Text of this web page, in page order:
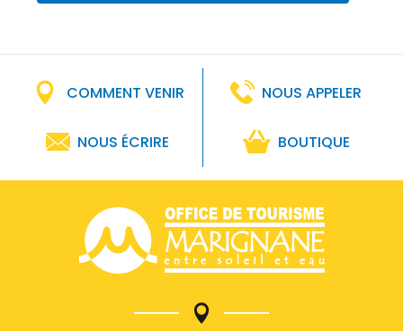
COMMENT VENIR NOUS APPELER
NOUS ÉCRIRE BOUTIQUE